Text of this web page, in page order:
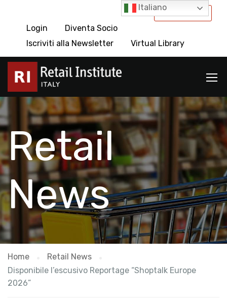
International
Login
Diventa Socio
Iscriviti alla Newsletter
Virtual Library
Retail
News
Home
Retail News
Disponibile l’escusivo Reportage “Shoptalk Europe
2026”
Italiano